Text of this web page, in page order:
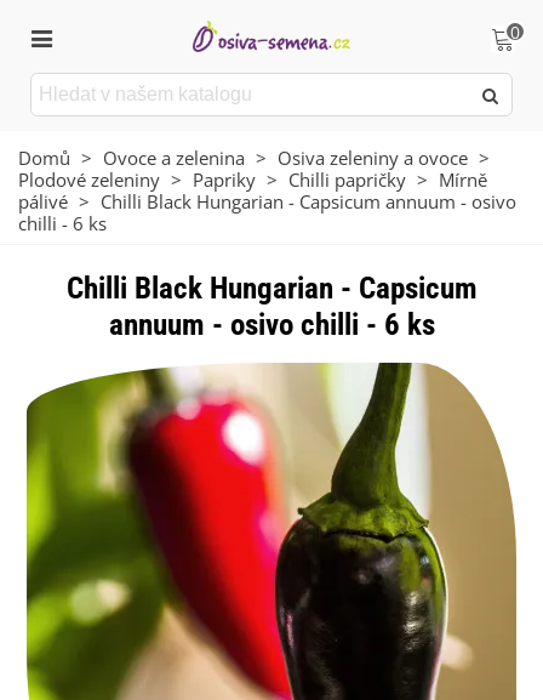
0
Domů > Ovoce a zelenina > Osiva zeleniny a ovoce >
Plodové zeleniny > Papriky > Chilli papričky > Mírně
pálivé > Chilli Black Hungarian - Capsicum annuum - osivo
chilli - 6 ks
Chilli Black Hungarian - Capsicum
annuum - osivo chilli - 6 ks